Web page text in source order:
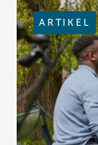
ARTIKEL